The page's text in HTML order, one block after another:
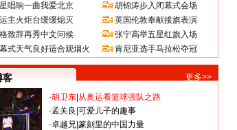
唱响一曲我爱北京
主火炬台缓缓熄灭
致辞再秀中文问候
式天气良好适合观烟火
胡锦涛步入闭幕式会场
英国伦敦奉献接旗表演
张宁高举五星红旗入场
肯尼亚选手马拉松夺冠
客 更多>>
·胡卫东 从奥运看篮球强队之路
·孟关良 可爱儿子的趣事
·卓越兄 篆刻里的中国力量